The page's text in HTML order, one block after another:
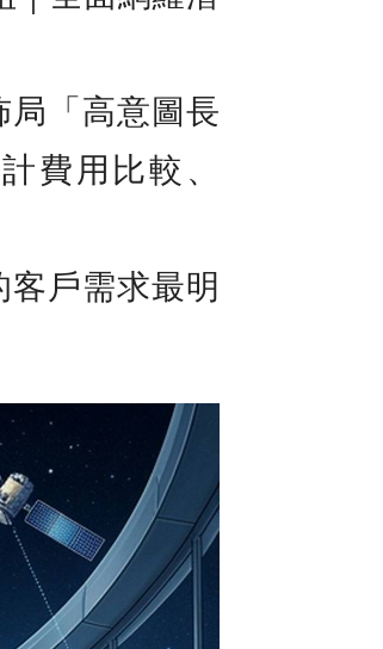
「高意圖長
費用比較、
戶需求最明